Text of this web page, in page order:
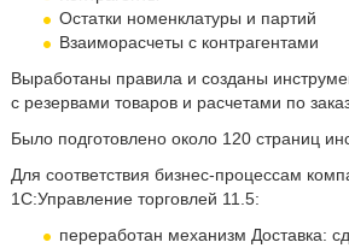
Остатки номенклатуры и партий
Взаиморасчеты с контрагентами
Выработаны правила и созданы
с резервами товаров и расчетами по
Было подготовлено около 120 страниц
Для соответствия бизнес-процессам
1С:Управление торговлей 11.5:
переработан механизм Доставка: